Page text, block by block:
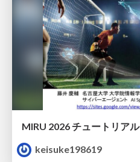
MIRU 2026 チュートリアル
keisuke198619